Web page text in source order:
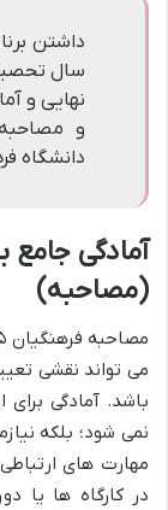
داشتن
سال
نهایی و
و
دانشگاه
آمادگی جامع
(مصاحبه)
می تواند نقشی
باشد. آمادگی
نمی شود؛ بلکه
مهارت های
در کارگاه ها یا